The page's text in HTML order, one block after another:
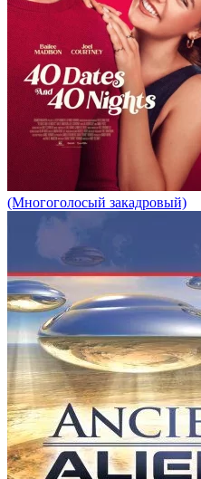
(Многоголосый закадровый)